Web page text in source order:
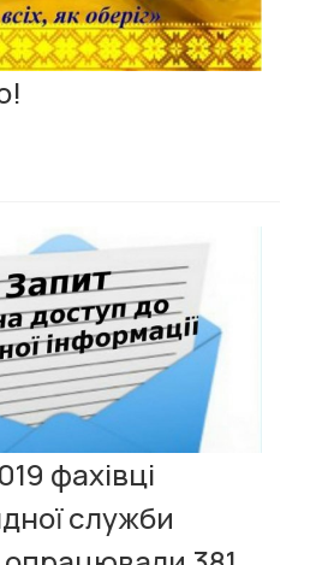
фахівці
служби